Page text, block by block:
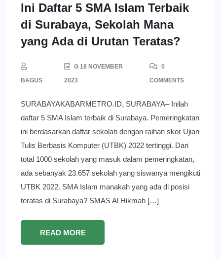
Ini Daftar 5 SMA Islam Terbaik
di Surabaya, Sekolah Mana
yang Ada di Urutan Teratas?
BAGUS
G 18 NOVEMBER
2023
0
COMMENTS
SURABAYAKABARMETRO.ID, SURABAYA– Inilah
daftar 5 SMA Islam terbaik di Surabaya. Pemeringkatan
ini berdasarkan daftar sekolah dengan raihan skor Ujian
Tulis Berbasis Komputer (UTBK) 2022 tertinggi. Dari
total 1000 sekolah yang masuk dalam pemeringkatan,
ada sebanyak 23.657 sekolah yang siswanya mengikuti
UTBK 2022. SMA Islam manakah yang ada di posisi
teratas di Surabaya? SMAS Al Hikmah […]
READ MORE